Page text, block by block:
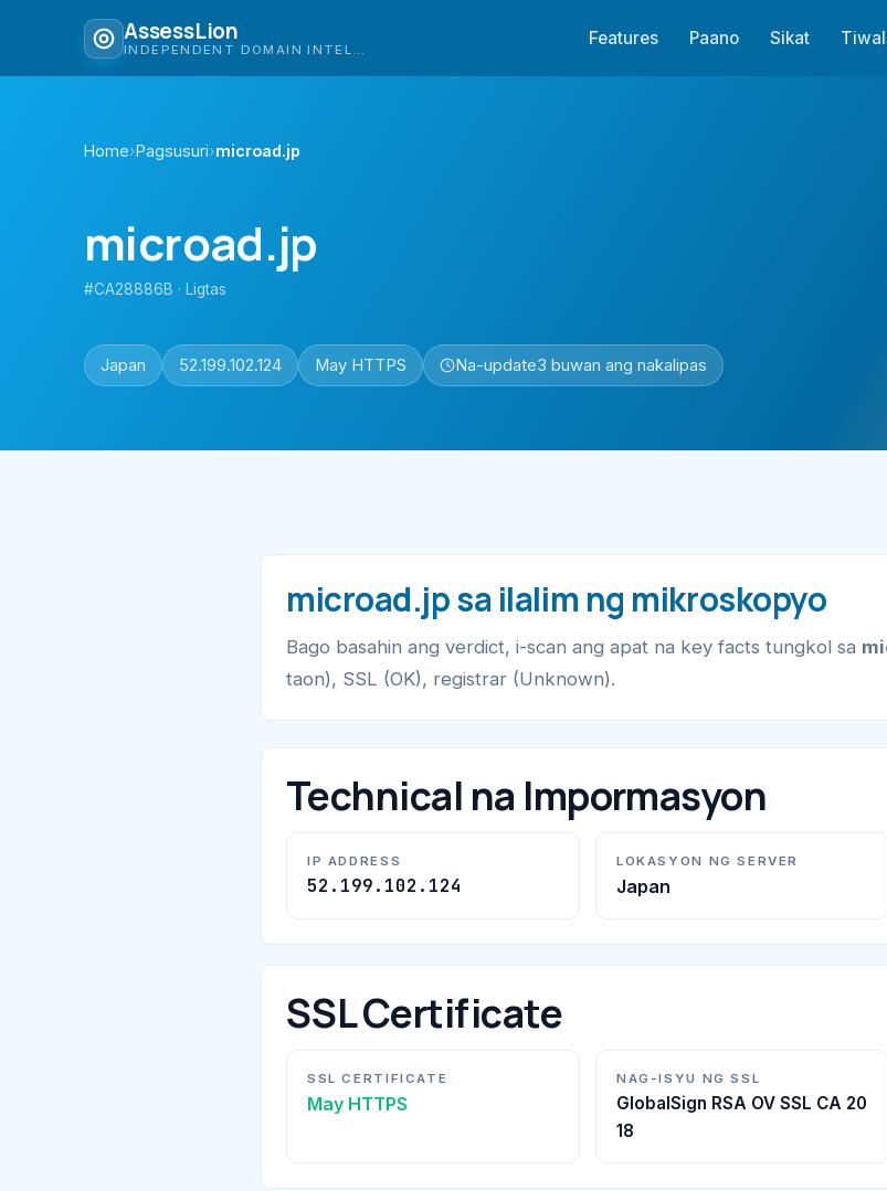
AssessLion Features Paano Sikat
Home›Pagsusuri›microad.jp
microad.jp
#CA28886B · Ligtas
Japan 52.199.102.124 May HTTPS Na-update3 buwan ang nakalipas
microad.jp sa ilalim ng mikroskopyo
Bago basahin ang verdict, i-scan ang apat na key facts tungkol sa
taon), SSL (OK), registrar (Unknown).
Technical na Impormasyon
IP ADDRESS
52.199.102.124
LOKASYON NG SERVER
Japan
SSL Certificate
SSL CERTIFICATE
May HTTPS
NAG-ISYU NG SSL
GlobalSign RSA OV SSL CA 20
18